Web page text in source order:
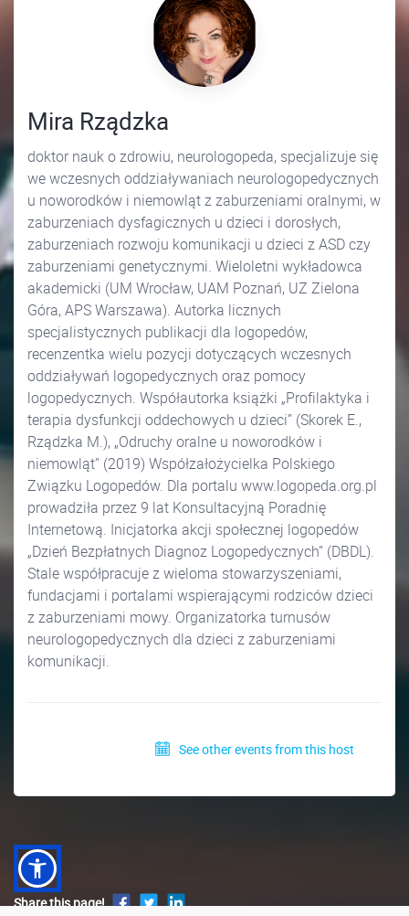
Mira Rządzka
doktor nauk o zdrowiu, neurologopeda, specjalizuje się
we wczesnych oddziaływaniach neurologopedycznych
u noworodków i niemowląt z zaburzeniami oralnymi, w
zaburzeniach dysfagicznych u dzieci i dorosłych,
zaburzeniach rozwoju komunikacji u dzieci z ASD czy
zaburzeniami genetycznymi. Wieloletni wykładowca
akademicki (UM Wrocław, UAM Poznań, UZ Zielona
Góra, APS Warszawa). Autorka licznych
specjalistycznych publikacji dla logopedów,
recenzentka wielu pozycji dotyczących wczesnych
oddziaływań logopedycznych oraz pomocy
logopedycznych. Współautorka książki „Profilaktyka i
terapia dysfunkcji oddechowych u dzieci” (Skorek E.,
Rządzka M.), „Odruchy oralne u noworodków i
niemowląt” (2019) Współzałożycielka Polskiego
Związku Logopedów. Dla portalu www.logopeda.org.pl
prowadziła przez 9 lat Konsultacyjną Poradnię
Internetową. Inicjatorka akcji społecznej logopedów
„Dzień Bezpłatnych Diagnoz Logopedycznych” (DBDL).
Stale współpracuje z wieloma stowarzyszeniami,
fundacjami i portalami wspierającymi rodziców dzieci
z zaburzeniami mowy. Organizatorka turnusów
neurologopedycznych dla dzieci z zaburzeniami
komunikacji.
See other events from this host
Share this page!